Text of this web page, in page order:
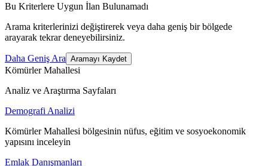
Bu Kriterlere Uygun İlan Bulunamadı
Arama kriterlerinizi değiştirerek veya daha geniş bir bölgede
arayarak tekrar deneyebilirsiniz.
Daha Geniş Ara Aramayı Kaydet
Kömürler Mahallesi
Analiz ve Araştırma Sayfaları
Demografi Analizi
Kömürler Mahallesi bölgesinin nüfus, eğitim ve sosyoekonomik
yapısını inceleyin
Emlak Danışmanları